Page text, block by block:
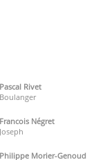
Pascal Rivet
Boulanger
Francois Négret
Joseph
Philippe Morier-Genoud